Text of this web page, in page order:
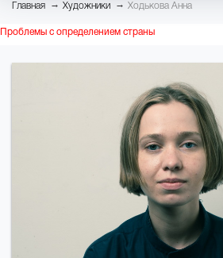
Главная → Художники → Ходькова Анна
Проблемы с определением страны